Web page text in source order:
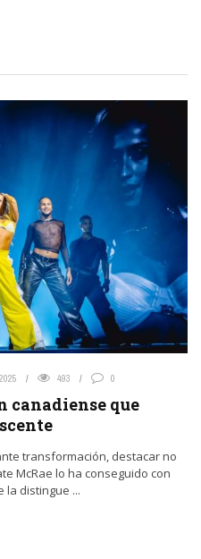
493 0
canadiense que
transformación, destacar no
McRae lo ha conseguido con
distingue ...